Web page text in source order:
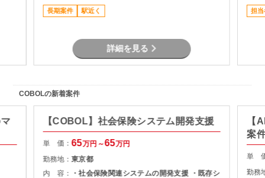
コミュニケーション
長期案件 駅近く
詳細を見る
担当
COBOLの新着案件
【COBOL】社会保険システム開発支援
単 価：65万円～65万円
勤務地：東京都
内 容：
・社会保険関連システムの開発支援 ・既存シ
【
案
単
勤務